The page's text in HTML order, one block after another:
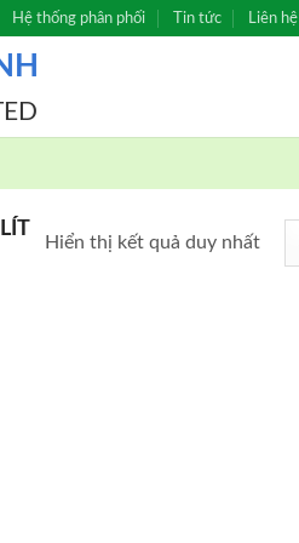
Hệ thống phân phối Tin tức Liên hệ
Hiển thị kết quả duy nhất